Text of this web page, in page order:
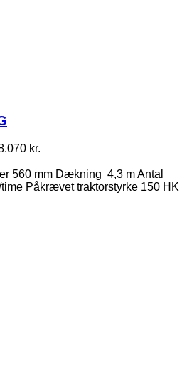
kr.
560 mm Dækning 4,3 mAntal
Påkrævet traktorstyrke 150 HK